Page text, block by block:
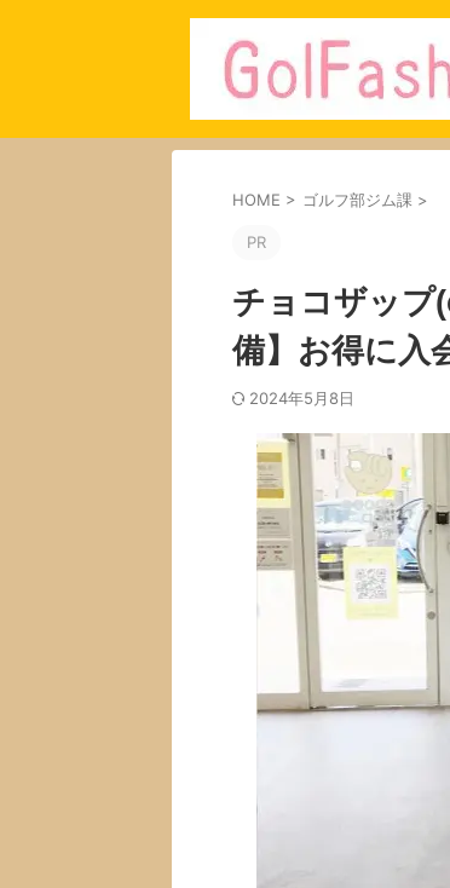
HOME > ゴルフ部ジム課 >
PR
チョコザップ
備】お得に入
2024年5月8日